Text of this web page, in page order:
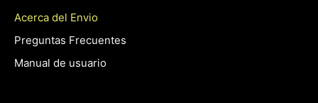
Acerca del Envio
Preguntas Frecuentes
Manual de usuario